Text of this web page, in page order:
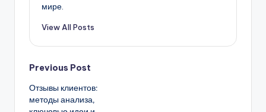
мире.
View All Posts
Post
navigation
Previous Post
Отзывы клиентов:
методы анализа,